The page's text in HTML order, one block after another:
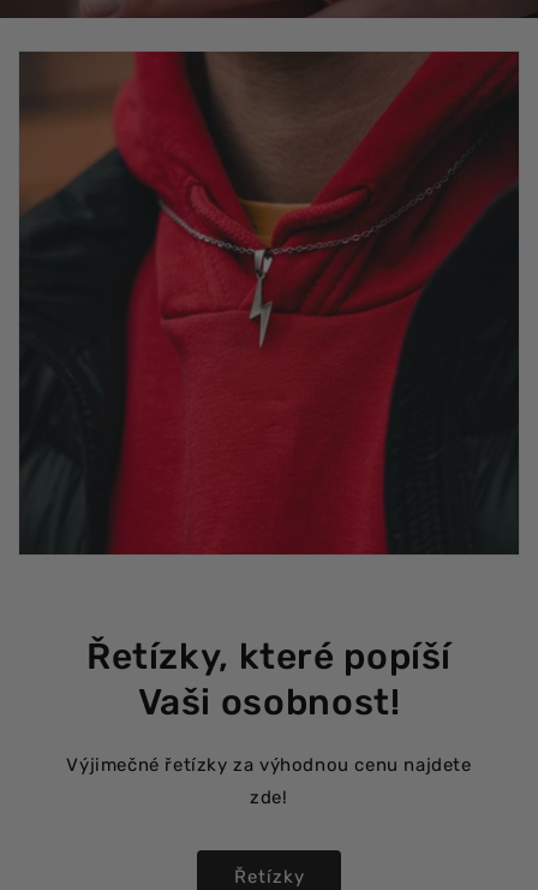
Řetízky, které popíší
Vaši osobnost!
Výjimečné řetízky za výhodnou cenu najdete
zde!
Řetízky